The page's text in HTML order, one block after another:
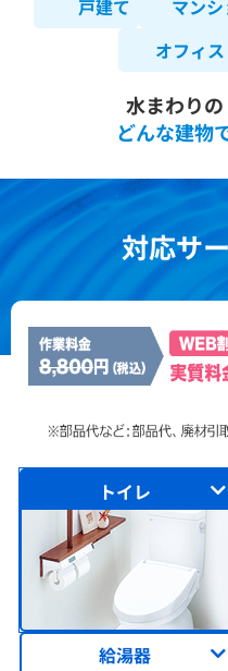
戸建て マン
オフィス
水まわりの
どんな建物
対応サ
トイレ
給湯器